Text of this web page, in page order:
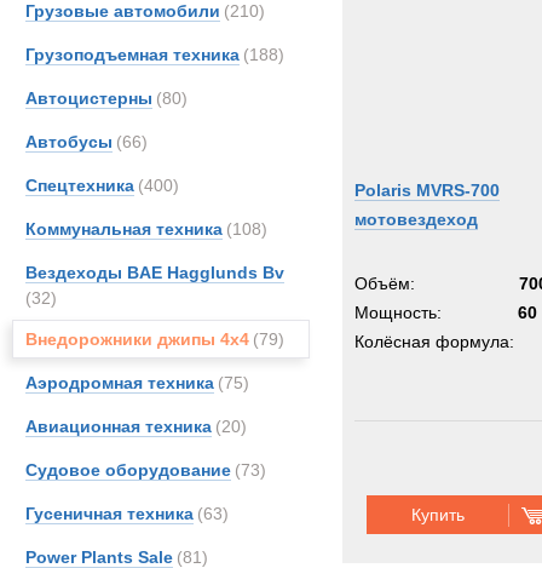
Грузовые автомобили (210)
Грузоподъемная техника (188)
Автоцистерны (80)
Автобусы (66)
Спецтехника (400)
Коммунальная техника (108)
Вездеходы BAE Hagglunds Bv
(32)
Внедорожники джипы 4х4 (79)
Аэродромная техника (75)
Авиационная техника (20)
Судовое оборудование (73)
Гусеничная техника (63)
Power Plants Sale (81)
Polaris MVRS-700
мотовездеход
Объём:
Мощность:
60
Колёсная формула:
Купить